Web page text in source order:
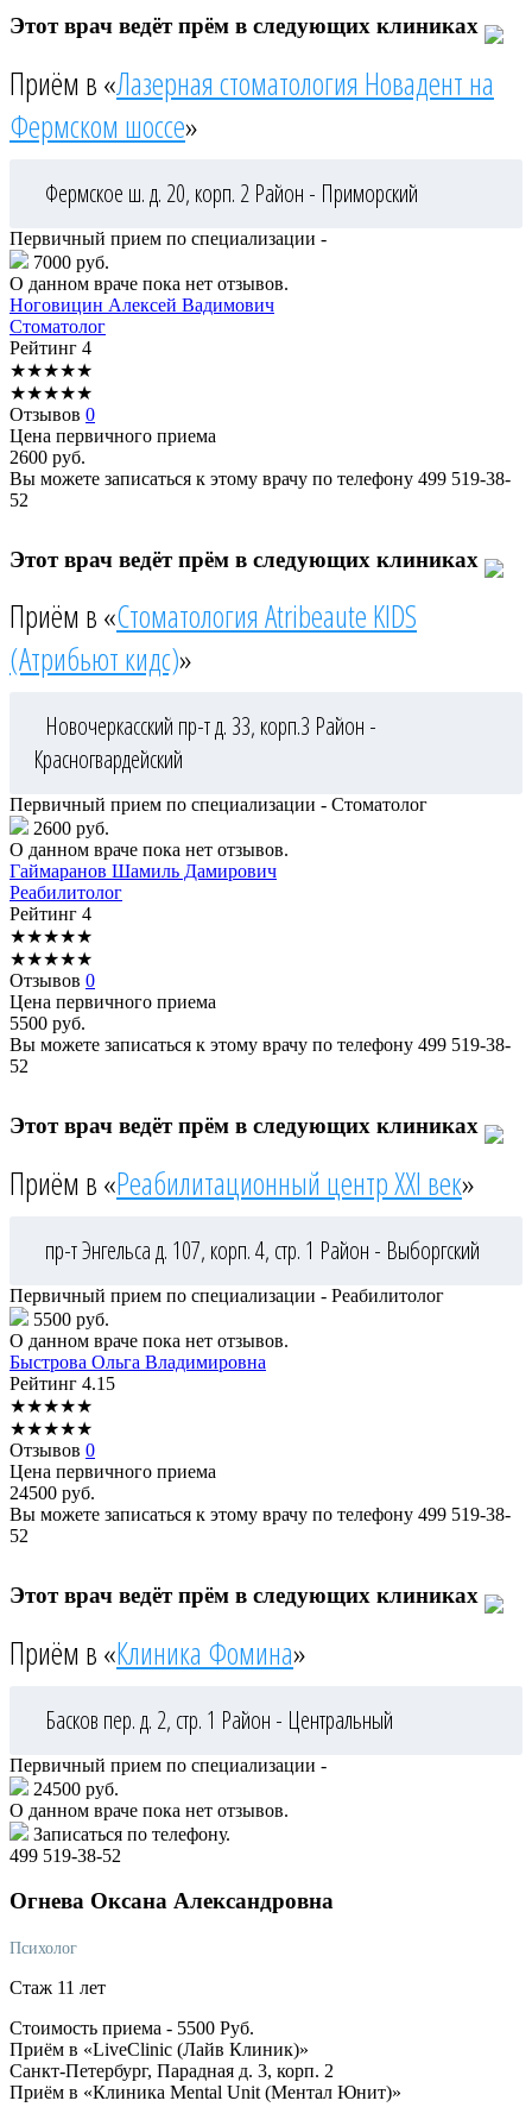
Этот врач ведёт прём в следующих клиниках
Приём в «Лазерная стоматология Новадент на
Фермском шоссе»
Фермское ш. д. 20, корп. 2 Район - Приморский
Первичный прием по специализации -
7000 руб.
О данном враче пока нет отзывов.
Ноговицин Алексей Вадимович
Стоматолог
Рейтинг 4
★★★★★
★★★★★
Отзывов 0
Цена первичного приема
2600 руб.
Вы можете записаться к этому врачу по телефону 499 519-38-
52
Этот врач ведёт прём в следующих клиниках
Приём в «Стоматология Atribeaute KIDS
(Атрибьют кидс)»
Новочеркасский пр-т д. 33, корп.3 Район -
Красногвардейский
Первичный прием по специализации - Стоматолог
2600 руб.
О данном враче пока нет отзывов.
Гаймаранов Шамиль Дамирович
Реабилитолог
Рейтинг 4
★★★★★
★★★★★
Отзывов 0
Цена первичного приема
5500 руб.
Вы можете записаться к этому врачу по телефону 499 519-38-
52
Этот врач ведёт прём в следующих клиниках
Приём в «Реабилитационный центр XXI век»
пр-т Энгельса д. 107, корп. 4, стр. 1 Район - Выборгский
Первичный прием по специализации - Реабилитолог
5500 руб.
О данном враче пока нет отзывов.
Быстрова Ольга Владимировна
Рейтинг 4.15
★★★★★
★★★★★
Отзывов 0
Цена первичного приема
24500 руб.
Вы можете записаться к этому врачу по телефону 499 519-38-
52
Этот врач ведёт прём в следующих клиниках
Приём в «Клиника Фомина»
Басков пер. д. 2, стр. 1 Район - Центральный
Первичный прием по специализации -
24500 руб.
О данном враче пока нет отзывов.
Записаться по телефону.
499 519-38-52
Огнева Оксана Александровна
Психолог
Стаж 11 лет
Стоимость приема - 5500 Руб.
Приём в «LiveClinic (Лайв Клиник)»
Санкт-Петербург, Парадная д. 3, корп. 2
Приём в «Клиника Mental Unit (Ментал Юнит)»